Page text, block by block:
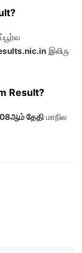
இலிரு
Result?
தேதிமாநில